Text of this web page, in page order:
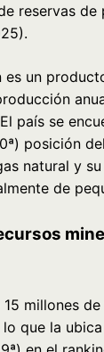
reservas de
es un
país se
posición
natural y
de
millones
que la